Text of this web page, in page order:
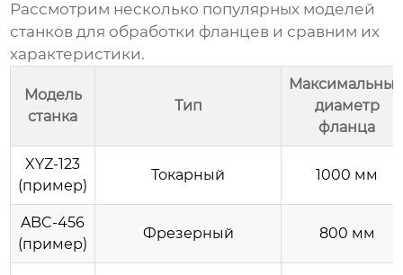
Рассмотрим несколько популярных моделей
станков для обработки фланцев и сравним их
характеристики.
Модель
станка
Тип
диаметр
фланца
XYZ-123
(пример)
Токарный 1000 мм
ABC-456
(пример)
Фрезерный 800 мм